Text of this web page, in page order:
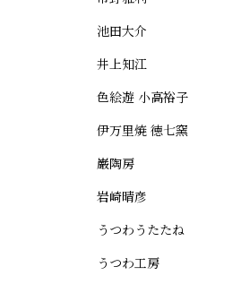
池田大介
井上知江
色絵遊 小高裕子
伊万里焼 徳七窯
巌陶房
岩崎晴彦
うつわうたたね
うつわ工房